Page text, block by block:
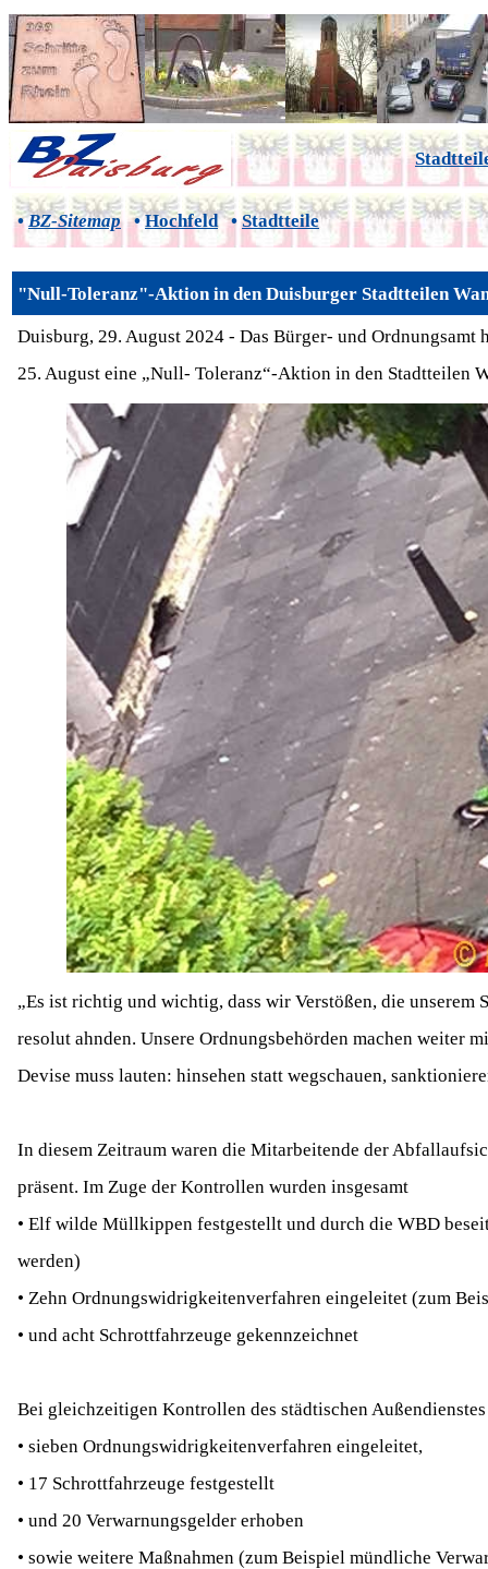
•BZ-Sitemap • Hochfeld • Stadtteile
"Null-Toleranz"-Aktion in den Duisburger Stadtteilen
Duisburg, 29. August 2024 - Das Bürger- und
25. August eine „Null- Toleranz“-Aktion in den Stadtteilen
„Es ist richtig und wichtig, dass wir Verstößen, die unserem
resolut ahnden. Unsere Ordnungsbehörden machen weiter
Devise muss lauten: hinsehen statt wegschauen,
In diesem Zeitraum waren die Mitarbeitende der
präsent. Im Zuge der Kontrollen wurden insgesamt
• Elf wilde Müllkippen festgestellt und durch die WBD
werden)
• Zehn Ordnungswidrigkeitenverfahren eingeleitet (zum
• und acht Schrottfahrzeuge gekennzeichnet
Bei gleichzeitigen Kontrollen des städtischen
• sieben Ordnungswidrigkeitenverfahren eingeleitet,
• 17 Schrottfahrzeuge festgestellt
• und 20 Verwarnungsgelder erhoben
• sowie weitere Maßnahmen (zum Beispiel mündliche